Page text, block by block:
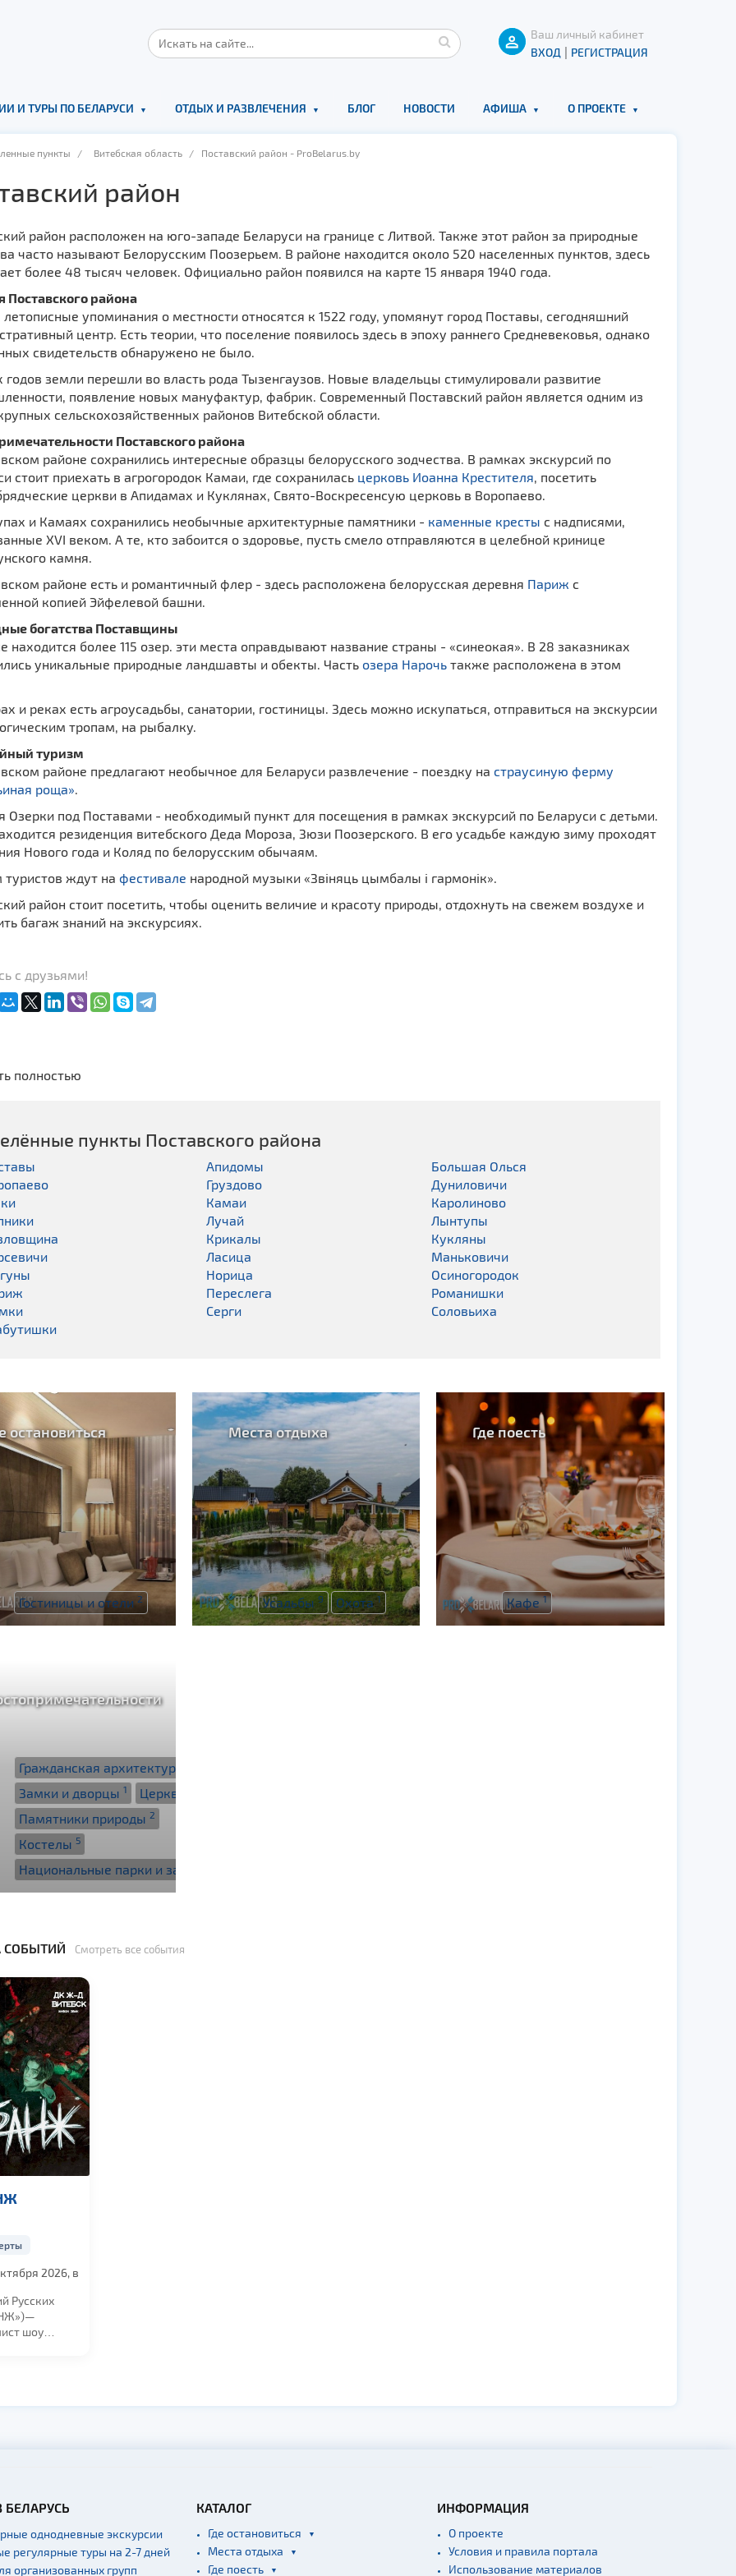
Ваш личный кабинет
ВХОД | РЕГИСТРАЦИЯ
И ТУРЫ ПО БЕЛАРУСИ ОТДЫХ И РАЗВЛЕЧЕНИЯ БЛОГ НОВОСТИ АФИША О ПРОЕКТЕ
пункты / Витебская область / Поставский район - ProBelarus.by
район
район расположен на юго-западе Беларуси на границе с Литвой. Также этот район за природные
часто называют Белорусским Поозерьем. В районе находится около 520 населенных пунктов, здесь
более 48 тысяч человек. Официально район появился на карте 15 января 1940 года.
Поставского района
упоминания о местности относятся к 1522 году, упомянут город Поставы, сегодняшний
центр. Есть теории, что поселение появилось здесь в эпоху раннего Средневековья, однако
свидетельств обнаружено не было.
годов земли перешли во власть рода Тызенгаузов. Новые владельцы стимулировали развитие
появление новых мануфактур, фабрик. Современный Поставский район является одним из
сельскохозяйственных районов Витебской области.
Поставского района
районе сохранились интересные образцы белорусского зодчества. В рамках экскурсий по
стоит приехать в агрогородок Камаи, где сохранилась церковь Иоанна Крестителя, посетить
церкви в Апидамах и Куклянах, Свято-Воскресенсую церковь в Воропаево.
и Камаях сохранились необычные архитектурные памятники - каменные кресты с надписями,
XVI веком. А те, кто забоится о здоровье, пусть смело отправляются в целебной кринице
камня.
районе есть и романтичный флер - здесь расположена белорусская деревня Париж с
копией Эйфелевой башни.
богатства Поставщины
находится более 115 озер. эти места оправдывают название страны - «синеокая». В 28 заказниках
уникальные природные ландшавты и обекты. Часть озера Нарочьтакже расположена в этом
и реках есть агроусадьбы, санатории, гостиницы. Здесь можно искупаться, отправиться на экскурсии
тропам, на рыбалку.
туризм
районе предлагают необычное для Беларуси развлечение - поездку на страусиную ферму
роща».
Озерки под Поставами - необходимый пункт для посещения в рамках экскурсий по Беларуси с детьми.
резиденция витебского Деда Мороза, Зюзи Поозерского. В его усадьбе каждую зиму проходят
Нового года и Коляд по белорусским обычаям.
туристов ждут на фестивале народной музыки «Звіняць цымбалы і гармонік».
район стоит посетить, чтобы оценить величие и красоту природы, отдохнуть на свежем воздухе и
багаж знаний на экскурсиях.
с друзьями!
полностью
пункты Поставского районa
Апидомы
Большая Олься
Груздово
Дуниловичи
Камаи
Каролиново
Лучай
Лынтупы
Крикалы
Кукляны
Ласица
Маньковичи
Норица
Осиногородок
Переслега
Романишки
Серги
Соловьиха
остановиться
Гостиницы и отели2
Места отдыха
Усадьбы 9 Охота1
Где поесть
Кафе1
Гражданская архитектура
Замки и дворцы 1 Церкви
Памятники природы 2
Костелы 5
Национальные парки и заказники
Смотреть все события
2026, в
Русских
шоу
БЕЛАРУСЬ
однодневные экскурсии
регулярные туры на 2-7 дней
организованных групп
КАТАЛОГ
Где остановиться
Места отдыха
Где поесть
ИНФОРМАЦИЯ
О проекте
Условия и правила портала
Использование материалов